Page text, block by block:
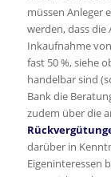
müssen Anleger
werden, dass
Inkaufnahme
fast 50 %, siehe
handelbar sind
Bank die
zudem über die
darüber in
Eigeninteressen